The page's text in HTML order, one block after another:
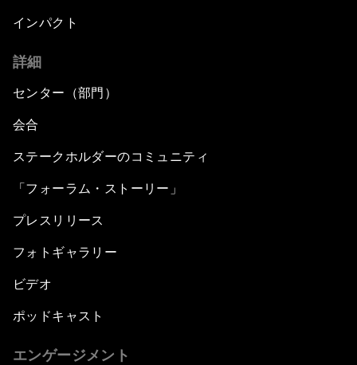
インパクト
詳細
センター（部門）
会合
ステークホルダーのコミュニティ
「フォーラム・ストーリー」
プレスリリース
フォトギャラリー
ビデオ
ポッドキャスト
エンゲージメント